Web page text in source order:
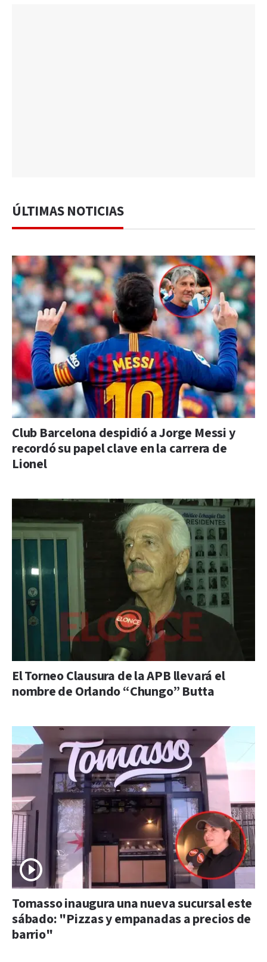
ÚLTIMAS NOTICIAS
Club Barcelona despidió a Jorge Messi y
recordó su papel clave en la carrera de
Lionel
El Torneo Clausura de la APB llevará el
nombre de Orlando “Chungo” Butta
Tomasso inaugura una nueva sucursal este
sábado: "Pizzas y empanadas a precios de
barrio"